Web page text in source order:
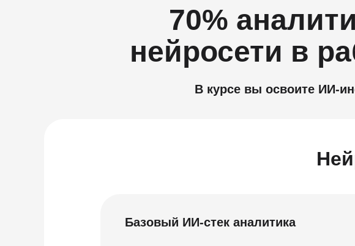
В курсе вы освоите ИИ-
70%
нейросети в
Базовый ИИ-стек аналитика